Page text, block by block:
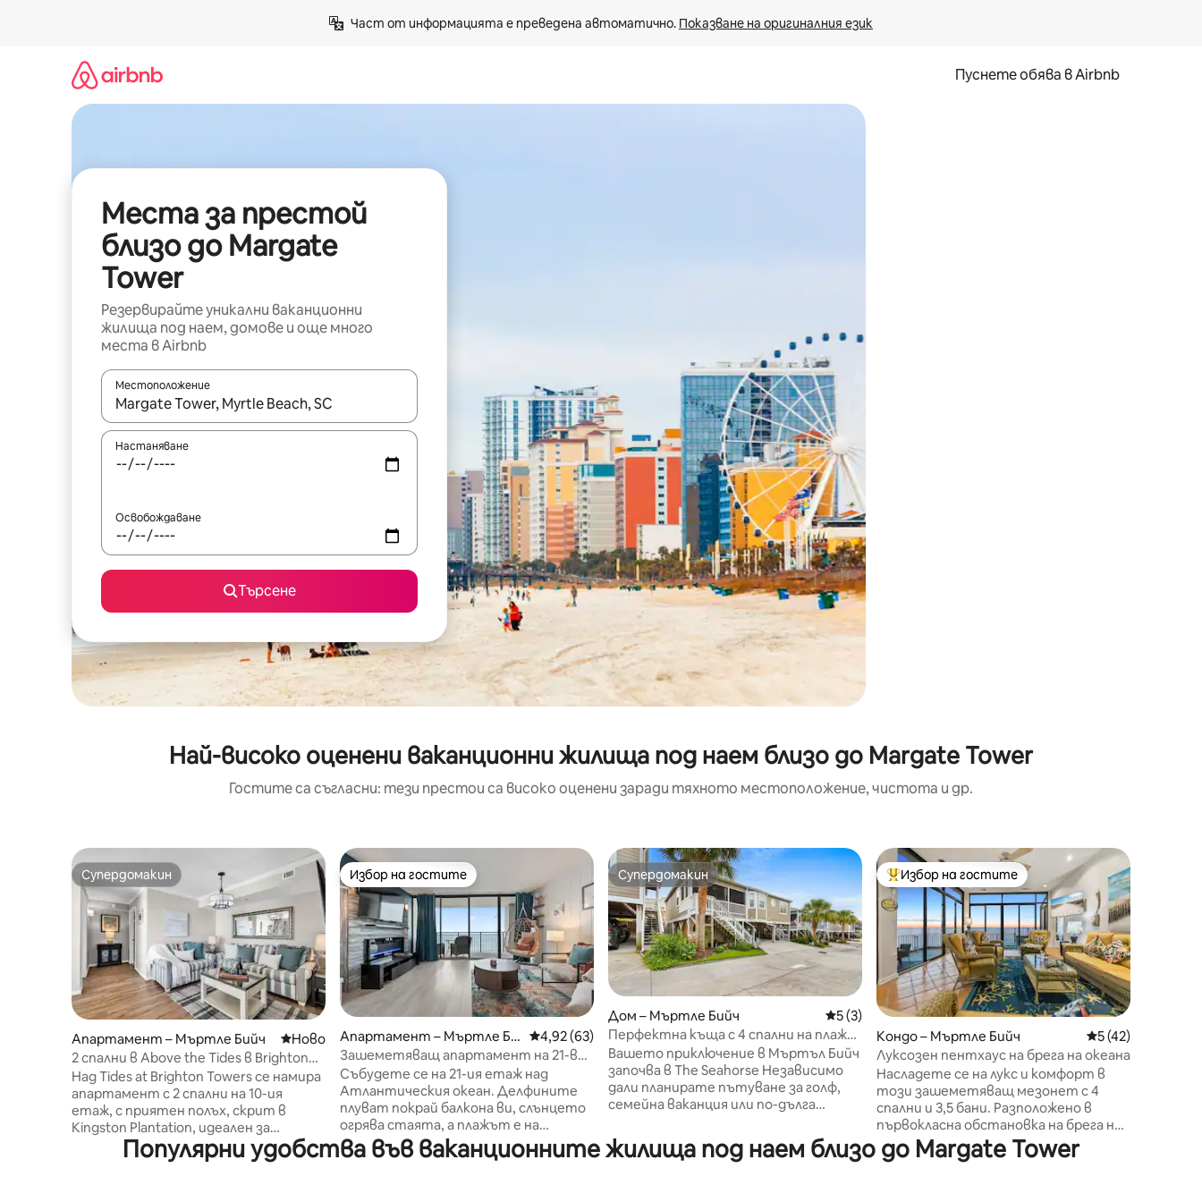
Част от информацията е преведена автоматично. Показване на оригиналния език
Пуснете обява в Airbnb
Места за престой
близо до Margate
Tower
Резервирайте уникални ваканционни
жилища под наем, домове и още много
места в Airbnb
Местоположение
Когато резултатите се покажат, използвайте клавишите със стрелки нагоре и надолу или навигирайте с докосване или плъзгане.
Настаняване
Освобождаване
Търсене
Най-високо оценени ваканционни жилища под наем близо до Margate Tower
Гостите са съгласни: тези престои са високо оценени заради тяхното местоположение, чистота и др.
Супердомакин
Супердомакин
Апартамент – Мъртле Бийч Ново място за отсядане
Ново
2 спални в Above the Tides в Brighton
Towers
Над Tides at Brighton Towers се намира
апартамент с 2 спални на 10-ия
етаж, с приятен полъх, скрит в
Kingston Plantation, идеален за
релаксираща почивка край брега.
Събудете се с полъх свеж океански
Избор на гостите
Избор на гостите
Апартамент – Мъртле Би
йч
Средна оценка: 4,92 от 5, 63 отзива
4,92 (63)
Зашеметяващ апартамент на 21-ви
етаж с изглед към океана –
самостоятелен балкон
Събудете се на 21-ия етаж над
Атлантическия океан. Делфините
плуват покрай балкона ви, слънцето
огрява стаята, а плажът е на
няколко крачки. Този наскоро обновен
апартамент на брега на океана може
Супердомакин
Супердомакин
Дом – Мъртле Бийч Средна оценка: 5 от 5, 3 отзива
5 (3)
Перфектна къща с 4 спални на плажа;
на кратка разходка от океана
Вашето приключение в Мъртъл Бийч
започва в The Seahorse Независимо
дали планирате пътуване за голф,
семейна ваканция или по-дълга
Мъртъл Бийч предлага
местоположение, комфорт и добро
Най-популярен избор на гостите
Избор на гостите
Кондо – Мъртле Бийч Средна оценка:
5 (42)
Луксозен пентхаус на брега на океана
Насладете се на лукс и комфорт в
този зашеметяващ мезонет с 4
спални и 3,5 бани. Разположено в
първокласна обстановка на брега на
океана, това просторно място за
отдих се отличава със спиращи дъха
Популярни удобства във ваканционните жилища под наем близо до Margate Tower